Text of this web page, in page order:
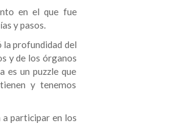
en el que fue
y pasos.
la profundidad del
y de los órganos
es un puzzle que
y tenemos
a participar en los